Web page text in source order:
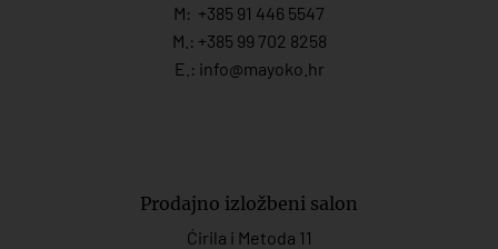
M: +385 91 446 5547
M.: +385 99 702 8258
E.: info@mayoko. hr
Prodajno izložbeni salon
Ćirila i Metoda 11